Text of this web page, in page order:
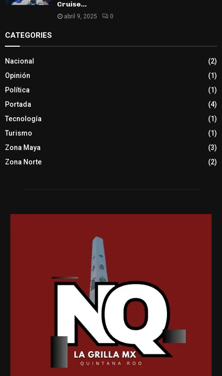
Cruise...
abril 9, 2025 0
CATEGORIES
Nacional
(2)
Opinión
(1)
Política
(1)
Portada
(4)
Tecnología
(1)
Turismo
(1)
Zona Maya
(3)
Zona Norte
(2)